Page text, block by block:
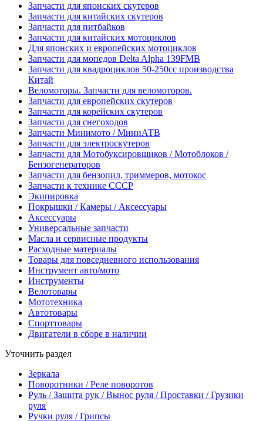
Запчасти для японских скутеров
Запчасти для китайских скутеров
Запчасти для питбайков
Запчасти для китайских мотоциклов
Для японских и европейских мотоциклов
Запчасти для мопедов Delta Alpha 139FMB
Запчасти для квадроциклов 50-250сс производства
Китай
Веломоторы. Запчасти для веломоторов.
Запчасти для европейских скутеров
Запчасти для корейских скутеров
Запчасти для снегоходов
Запчасти Минимото / МиниАТВ
Запчасти для электроскутеров
Запчасти для Мотобуксировщиков / Мотоблоков /
Бензогенераторов
Запчасти для бензопил, триммеров, мотокос
Запчасти к технике СССР
Экипировка
Покрышки / Камеры / Аксессуары
Аксессуары
Универсальные запчасти
Масла и сервисные продукты
Расходные материалы
Товары для повседневного использования
Инструмент авто/мото
Инструменты
Велотовары
Мототехника
Автотовары
Спорттовары
Двигатели в сборе в наличии
Уточнить раздел
Зеркала
Поворотники / Реле поворотов
Руль / Защита рук / Вынос руля / Проставки / Грузики
руля
Ручки руля / Грипсы